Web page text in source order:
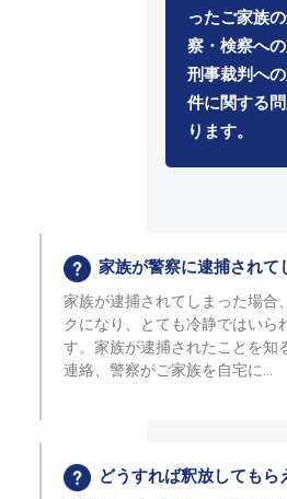
ったご家族
察・検察への
刑事裁判への
件に関する
ります。
家族が警察に逮捕されて
家族が逮捕されてしまった場合
クになり、とても冷静ではいら
す。家族が逮捕されたことを知
連絡、警察がご家族を自宅に
どうすれば釈放してもら